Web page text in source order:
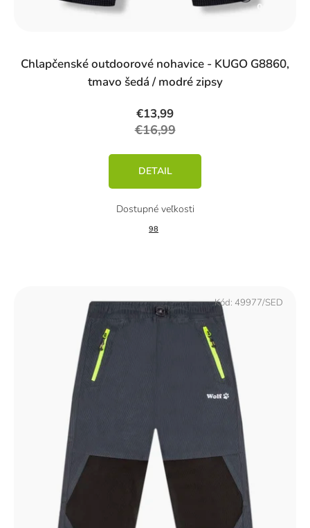
Chlapčenské outdoorové nohavice - KUGO G8860,
tmavo šedá / modré zipsy
€13,99
€16,99
%)
DETAIL
98
Kód: 49977/SED